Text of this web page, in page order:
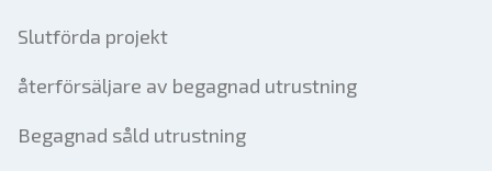
Slutförda projekt
återförsäljare av begagnad utrustning
Begagnad såld utrustning